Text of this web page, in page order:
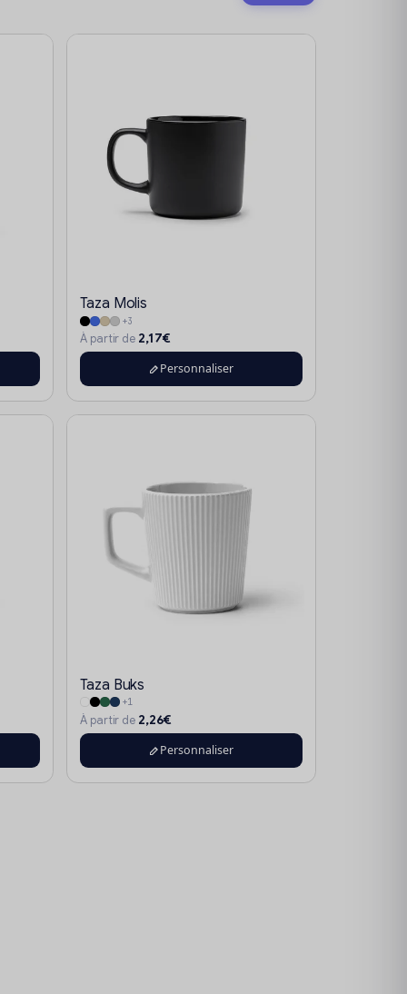
Taza Molis
+3
À partir de 2,17€
Personnaliser
Taza Buks
+1
À partir de 2,26€
Personnaliser